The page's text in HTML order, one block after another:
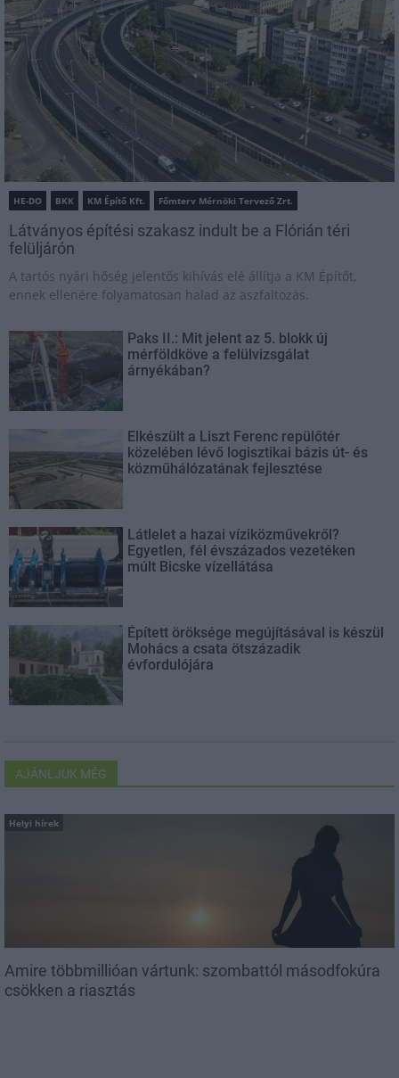
HE-DO BKK KM Építő Kft. Főmterv Mérnöki Tervező Zrt.
Látványos építési szakasz indult be a Flórián téri
felüljárón
A tartós nyári hőség jelentős kihívás elé állítja a KM Építőt,
ennek ellenére folyamatosan halad az aszfaltozás.
Paks II.: Mit jelent az 5. blokk új
mérföldköve a felülvizsgálat
árnyékában?
Elkészült a Liszt Ferenc repülőtér
közelében lévő logisztikai bázis út- és
közműhálózatának fejlesztése
Látlelet a hazai víziközművekről?
Egyetlen, fél évszázados vezetéken
múlt Bicske vízellátása
Épített öröksége megújításával is készül
Mohács a csata ötszázadik
évfordulójára
AJÁNLJUK MÉG
Helyi hírek
Amire többmillióan vártunk: szombattól másodfokúra
csökken a riasztás